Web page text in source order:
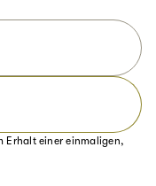
Erhalt einer einmaligen,